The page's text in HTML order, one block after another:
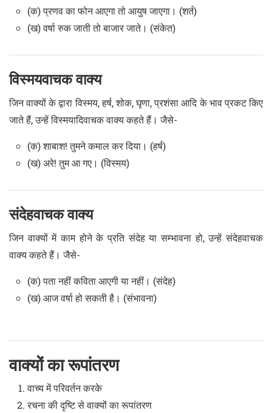
(क) प्रणव का फोन आएगा तो आयुष जाएगा। (शर्त)
(ख) वर्षा रुक जाती तो बाजार जाते। (संकेत)
विस्मयवाचक वाक्य
जिन वाक्यों के द्वारा विस्मय, हर्ष, शोक, घृणा, प्रशंसा आदि के भाव प्रकट किए
जाते हैं, उन्हें विस्मयादिवाचक वाक्य कहते हैं। जैसे-
(क) शाबाश! तुमने कमाल कर दिया। (हर्ष)
(ख) अरे! तुम आ गए। (विस्मय)
संदेहवाचक वाक्य
जिन वाक्यों में काम होने के प्रति संदेह या सम्भावना हो, उन्हें संदेहवाचक
वाक्य कहते हैं। जैसे-
(क) पता नहीं कविता आएगी या नहीं। (संदेह)
(ख) आज वर्षा हो सकती है। (संभावना)
वाक्यों का रूपांतरण
वाच्य में परिवर्तन करके
रचना की दृष्टि से वाक्यों का रूपांतरण